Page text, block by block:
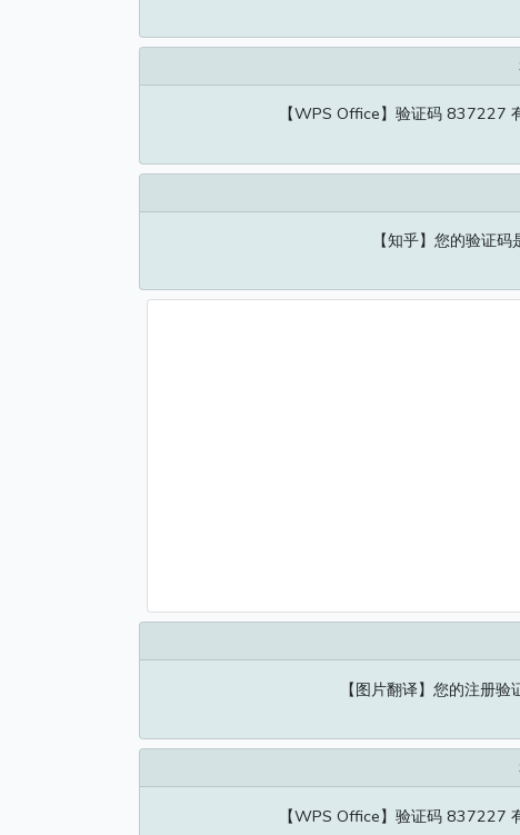
【WPS Office】验证码 837227
【知乎】您的验证
【图片翻译】您的注册
【WPS Office】验证码 837227